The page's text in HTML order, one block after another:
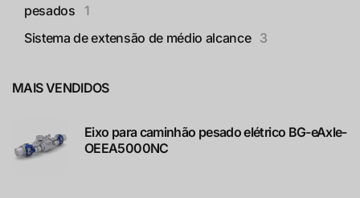
pesados
1
Sistema de extensão de médio alcance 3
MAIS VENDIDOS
Eixo para caminhão pesado elétrico BG-eAxle-
OEEA5000NC